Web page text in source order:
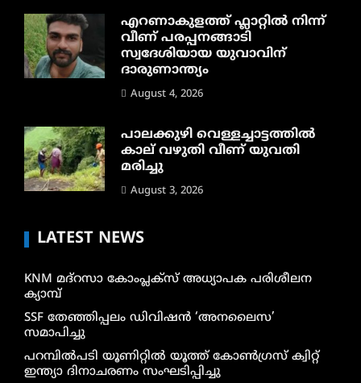
എറണാകുളത്ത് ഫ്ലാറ്റിൽ നിന്ന്
വീണ് പരപ്പനങ്ങാടി
സ്വദേശിയായ യുവാവിന്
ദാരുണാന്ത്യം
August 4, 2026
പാലക്കുഴി വെള്ളച്ചാട്ടത്തില്‍
കാല് വഴുതി വീണ് യുവതി
മരിച്ചു
August 3, 2026
LATEST NEWS
KNM മദ്റസാ കോംപ്ലക്സ് അധ്യാപക പരിശീലന
ക്യാമ്പ്
SSF തേഞ്ഞിപ്പലം ഡിവിഷൻ ‘അനലൈസ’
സമാപിച്ചു
പറമ്പിൽപടി യൂണിറ്റിൽ യൂത്ത് കോൺഗ്രസ് ക്വിറ്റ്
ഇന്ത്യാ ദിനാചരണം സംഘടിപ്പിച്ചു